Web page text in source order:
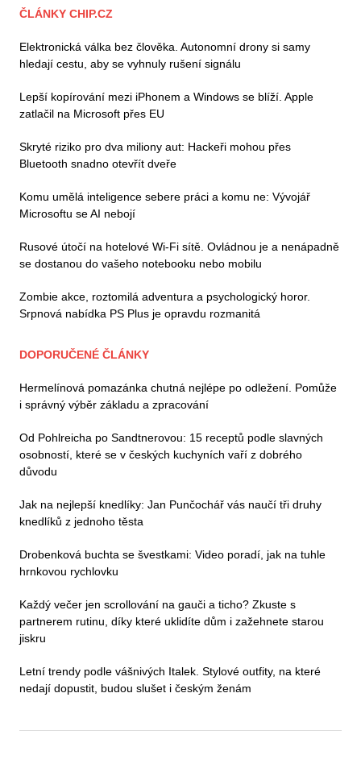
ČLÁNKY CHIP.CZ
Elektronická válka bez člověka. Autonomní drony si samy
hledají cestu, aby se vyhnuly rušení signálu
Lepší kopírování mezi iPhonem a Windows se blíží. Apple
zatlačil na Microsoft přes EU
Skryté riziko pro dva miliony aut: Hackeři mohou přes
Bluetooth snadno otevřít dveře
Komu umělá inteligence sebere práci a komu ne: Vývojář
Microsoftu se AI nebojí
Rusové útočí na hotelové Wi-Fi sítě. Ovládnou je a nenápadně
se dostanou do vašeho notebooku nebo mobilu
Zombie akce, roztomilá adventura a psychologický horor.
Srpnová nabídka PS Plus je opravdu rozmanitá
DOPORUČENÉ ČLÁNKY
Hermelínová pomazánka chutná nejlépe po odležení. Pomůže
i správný výběr základu a zpracování
Od Pohlreicha po Sandtnerovou: 15 receptů podle slavných
osobností, které se v českých kuchyních vaří z dobrého
důvodu
Jak na nejlepší knedlíky: Jan Punčochář vás naučí tři druhy
knedlíků z jednoho těsta
Drobenková buchta se švestkami: Video poradí, jak na tuhle
hrnkovou rychlovku
Každý večer jen scrollování na gauči a ticho? Zkuste s
partnerem rutinu, díky které uklidíte dům i zažehnete starou
jiskru
Letní trendy podle vášnivých Italek. Stylové outfity, na které
nedají dopustit, budou slušet i českým ženám